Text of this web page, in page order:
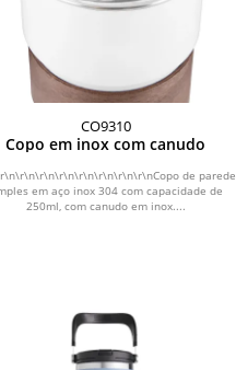
CO9310
Copo em inox com canudo
de parede
em aço inox 304 com capacidade de
250ml, com canudo em inox....